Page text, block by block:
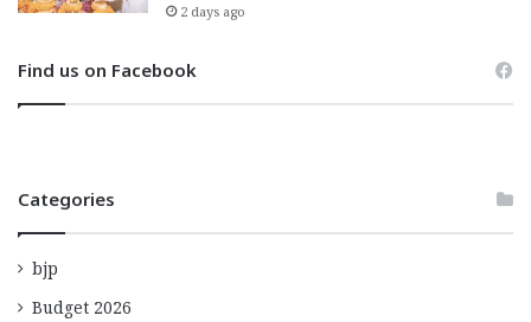
2 days ago
Find us on Facebook
Categories
bjp
Budget 2026